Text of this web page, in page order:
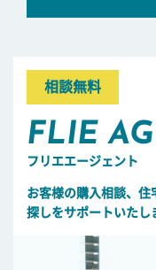
相談無料
FLIE
フリエエージェント
お客様の購入相談、住
探しをサポートいたし